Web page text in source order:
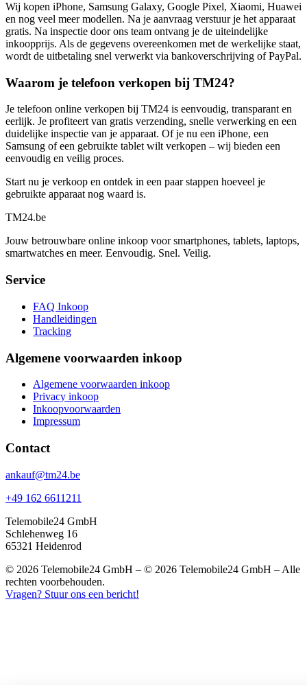
Wij kopen iPhone, Samsung Galaxy, Google Pixel, Xiaomi, Huawei
en nog veel meer modellen. Na je aanvraag verstuur je het apparaat
gratis. Na inspectie door ons team ontvang je de uiteindelijke
inkoopprijs. Als de gegevens overeenkomen met de werkelijke staat,
wordt de uitbetaling snel verwerkt via bankoverschrijving of PayPal.
Waarom je telefoon verkopen bij TM24?
Je telefoon online verkopen bij TM24 is eenvoudig, transparant en
eerlijk. Je profiteert van gratis verzending, snelle verwerking en een
duidelijke inspectie van je apparaat. Of je nu een iPhone, een
Samsung of een gebruikte tablet wilt verkopen – wij bieden een
eenvoudig en veilig proces.
Start nu je verkoop en ontdek in een paar stappen hoeveel je
gebruikte apparaat nog waard is.
TM24.be
Jouw betrouwbare online inkoop voor smartphones, tablets, laptops,
smartwatches en meer. Eenvoudig. Snel. Veilig.
Service
FAQ Inkoop
Handleidingen
Tracking
Algemene voorwaarden inkoop
Algemene voorwaarden inkoop
Privacy inkoop
Inkoopvoorwaarden
Impressum
Contact
ankauf@tm24.be
+49 162 6611211
Telemobile24 GmbH
Schlehenweg 16
65321 Heidenrod
© 2026 Telemobile24 GmbH – © 2026 Telemobile24 GmbH – Alle
rechten voorbehouden.
Vragen? Stuur ons een bericht!